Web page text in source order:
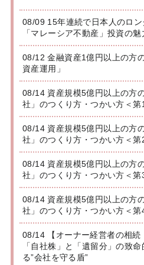
08/09 15年連続で日本人のロ
「マレーシア不動産」投資の魅
08/12 金融資産1億円以上の方
資産運用」
08/14 資産規模5億円以上の方
社」のつくり方・つかい方＜第
08/14 資産規模5億円以上の方
社」のつくり方・つかい方＜第
08/14 資産規模5億円以上の方
社」のつくり方・つかい方＜第
08/14 資産規模5億円以上の方
社」のつくり方・つかい方＜第
08/14 【オーナー経営者の相続
「自社株」と「遺留分」の致
る”会社を守る盾”